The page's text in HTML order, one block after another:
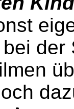
der